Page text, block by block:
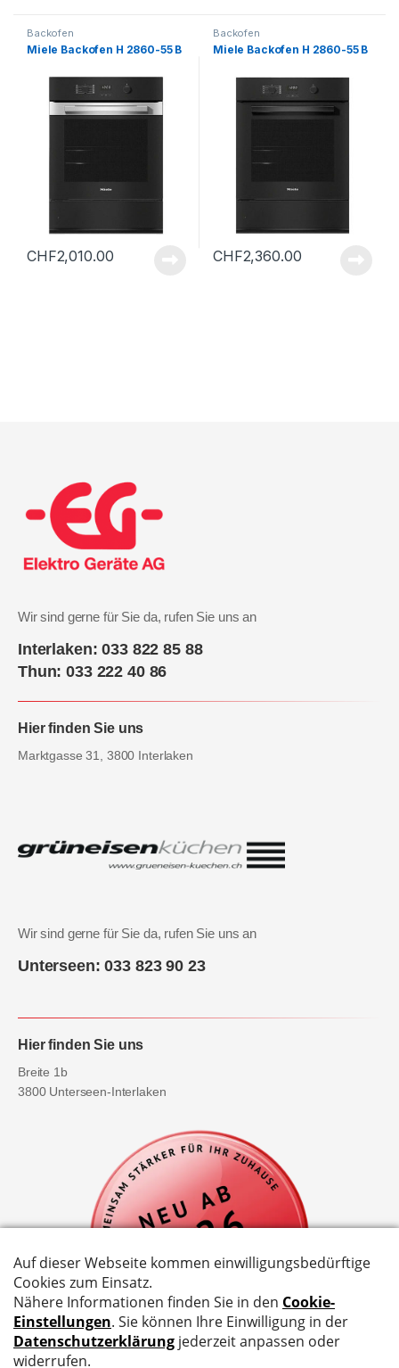
Backofen
Miele Backofen H 2860-55 B
CHF2,010.00
Backofen
Miele Backofen H 2860-55 B
CHF2,360.00
Wir sind gerne für Sie da, rufen Sie uns an
Interlaken: 033 822 85 88
Thun: 033 222 40 86
Hier finden Sie uns
Marktgasse 31, 3800 Interlaken
Wir sind gerne für Sie da, rufen Sie uns an
Unterseen: 033 823 90 23
Hier finden Sie uns
Breite 1b
3800 Unterseen-Interlaken